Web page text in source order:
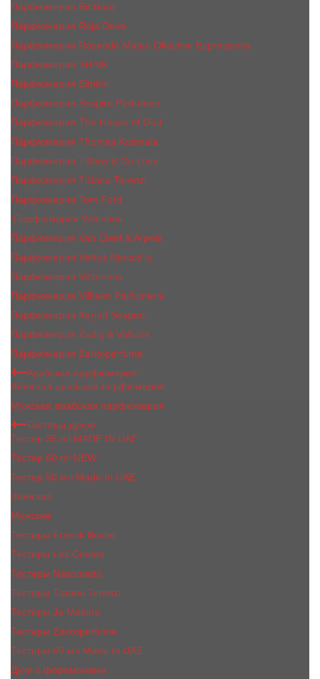
Парфюмерия RicHard
Парфюмерия Roja Dove
Парфюмерия Rosendo Mateu Olfactive Expressions
Парфюмерия SHAIK
Парфюмерия Simimi
Парфюмерия Sospiro Perfumes
Парфюмерия The House of Oud
Парфюмерия Thomas Kosmala
Парфюмерия Tiffany & Co Love
Парфюмерия Tiziana Terenzi
Парфюмерия Tom Ford
Парфюмерия Valentino
Парфюмерия Van Cleef & Arpels
Парфюмерия Vertus Narcos'is
Парфюмерия Victorious
Парфюмерия Vilhelm Parfumerie
Парфюмерия Xerjoff Sospiro
Парфюмерия Zadig & Voltaire
Парфюмерия Zarkoperfume
Арабская парфюмерия
Женская арабская парфюмерия
Мужская арабская парфюмерия
Тестеры духов
Тестер 35 ml MADE IN UAE
Тестер 60 ml NEW
Тестер 50 мл Made In UAE
Женские
Мужские
Тестеры Franck Boclet
Тестеры Les Contes
Тестеры Nasomatto
Тестеры Tiziana Terenzi
Тестеры Jо Malоnе
Тестеры Zarkoperfume
Тестеры 60 мл Made In UAE
Духи с феромонами